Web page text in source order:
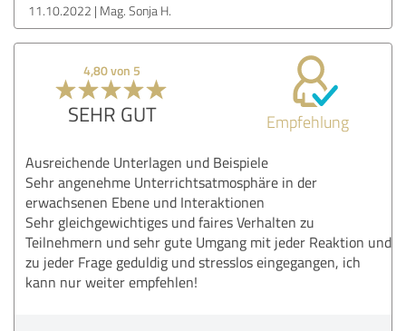
11.10.2022 Mag. Sonja H.
4,80 von 5
SEHR GUT Empfehlung
Ausreichende Unterlagen und Beispiele
Sehr angenehme Unterrichtsatmosphäre in der
erwachsenen Ebene und Interaktionen
Sehr gleichgewichtiges und faires Verhalten zu
Teilnehmern und sehr gute Umgang mit jeder Reaktion und
zu jeder Frage geduldig und stresslos eingegangen, ich
kann nur weiter empfehlen!